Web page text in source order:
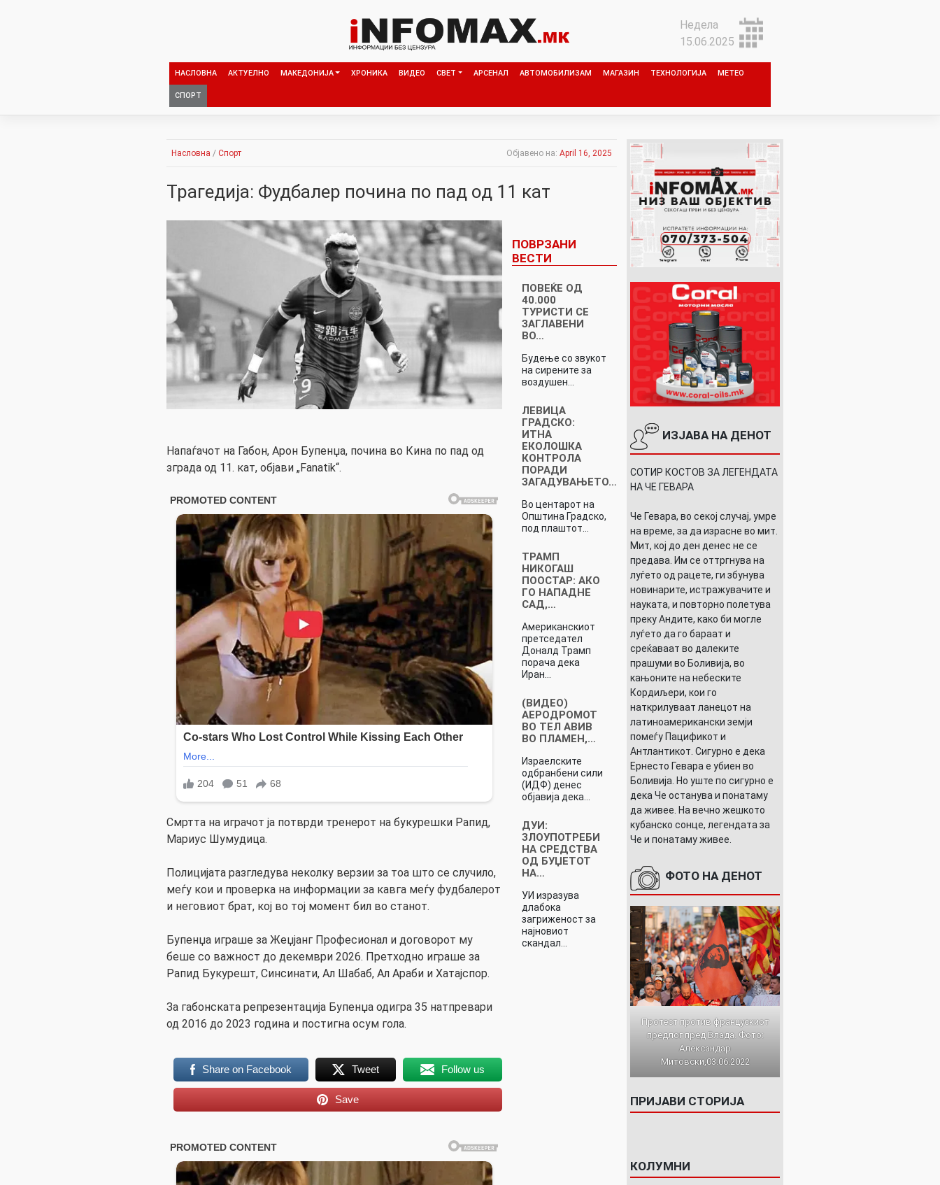
Недела
15.06.2025
НАСЛОВНА АКТУЕЛНО МАКЕДОНИЈА ХРОНИКА ВИДЕО СВЕТ АРСЕНАЛ АВТОМОБИЛИЗАМ МАГАЗИН ТЕХНОЛОГИЈА МЕТЕО
СПОРТ
Насловна / Спорт Објавено на: April 16, 2025
Трагедија: Фудбалер почина по пад од 11 кат
Напаѓачот на Габон, Арон Бупенџа, почина во Кина по пад од
зграда од 11. кат, објави „Fanatik“.
Смртта на играчот ја потврди тренерот на букурешки Рапид,
Мариус Шумудица.
Полицијата разгледува неколку верзии за тоа што се случило,
меѓу кои и проверка на информации за кавга меѓу фудбалерот
и неговиот брат, кој во тој момент бил во станот.
Бупенџа играше за Жеџјанг Професионал и договорот му
беше со важност до декември 2026. Претходно играше за
Рапид Букурешт, Синсинати, Ал Шабаб, Ал Араби и Хатајспор.
За габонската репрезентација Бупенџа одигра 35 натпревари
од 2016 до 2023 година и постигна осум гола.
Share on Facebook Tweet Follow us
Save
ПОВРЗАНИ
ВЕСТИ
ПОВЕЌЕ ОД
40.000
ТУРИСТИ СЕ
ЗАГЛАВЕНИ
ВО…
Будење со звукот
на сирените за
воздушен…
ЛЕВИЦА
ГРАДСКО:
ИТНА
ЕКОЛОШКА
КОНТРОЛА
ПОРАДИ
ЗАГАДУВАЊЕТО…
Во центарот на
Општина Градско,
под плаштот…
ТРАМП
НИКОГАШ
ПООСТАР: АКО
ГО НАПАДНЕ
САД,…
Американскиот
претседател
Доналд Трамп
порача дека
Иран…
(ВИДЕО)
АЕРОДРОМОТ
ВО ТЕЛ АВИВ
ВО ПЛАМЕН,…
Израелските
одбранбени сили
(ИДФ) денес
објавија дека…
ДУИ:
ЗЛОУПОТРЕБИ
НА СРЕДСТВА
ОД БУЏЕТОТ
НА…
УИ изразува
длабока
загриженост за
најновиот
скандал…
ИЗЈАВА НА ДЕНОТ
СОТИР КОСТОВ ЗА ЛЕГЕНДАТА
НА ЧЕ ГЕВАРА
Че Гевара, во секој случај, умре
на време, за да израсне во мит.
Мит, кој до ден денес не се
предава. Им се оттргнува на
луѓето од рацете, ги збунува
новинарите, истражувачите и
науката, и повторно полетува
преку Андите, како би могле
луѓето да го бараат и
среќаваат во далеките
прашуми во Боливија, во
кањоните на небеските
Кордиљери, кои го
наткрилуваат ланецот на
латиноамерикански земји
помеѓу Пацификот и
Антлантикот. Сигурно е дека
Ернесто Гевара е убиен во
Боливија. Но уште по сигурно е
дека Че останува и понатаму
да живее. На вечно жешкото
кубанско сонце, легендата за
Че и понатаму живее.
ФОТО НА ДЕНОТ
Протест против францускиот
предлог пред Влада. Фото:
Александар
Митовски,03.06.2022
ПРИЈАВИ СТОРИЈА
КОЛУМНИ